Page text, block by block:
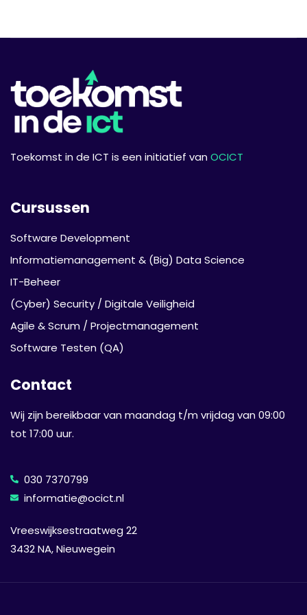
Module 2: Prompt Engineering: interactie met AI
2.1 Prompt engineering definiëren en het
belang ervan
2.2 Verbetering door goed opgestelde
activiteit
3.1 AI-strategieën ontwikkelen
3.2 Belangrijke AI-tools voor het bedrijfsleven
3.3 De kracht van GAN AI
3.4 Use-case, casestudy en praktische
Module 4: AI-ethiek en vooringenomenheid
vooringenomenheid
4.3 Invloed van vooringenomenheid op
besluitvorming
Toekomst in de ICT is een initiatief van OCICT
Cursussen
Software Development
Informatie­management & (Big) Data Science
IT-Beheer
(Cyber) Security / Digitale Veiligheid
Agile & Scrum / Projectmanagement
Software Testen (QA)
Contact
Wij zijn bereikbaar van maandag t/m vrijdag van 09:00
tot 17:00 uur.
030 7370799
informatie@ocict.nl
Vreeswijksestraatweg 22
3432 NA, Nieuwegein